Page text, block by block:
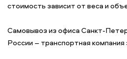
стоимость зависит от веса и
Самовывоз из офиса Санкт-
России – транспортная компания